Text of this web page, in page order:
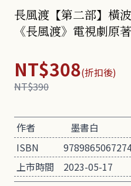
長風渡【第二部】橫
《長風渡》電視劇原
NT$308(折扣後)
NT$390
作者
墨書白
ISBN
上市時間
2023-05-17